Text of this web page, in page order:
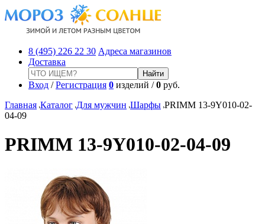
8 (495) 226 22 30 Адреса магазинов
Доставка
Вход /Регистрация 0 изделий /0 руб.
Главная Каталог Для мужчин Шарфы PRIMM 13-9Y010-02-
04-09
PRIMM 13-9Y010-02-04-09